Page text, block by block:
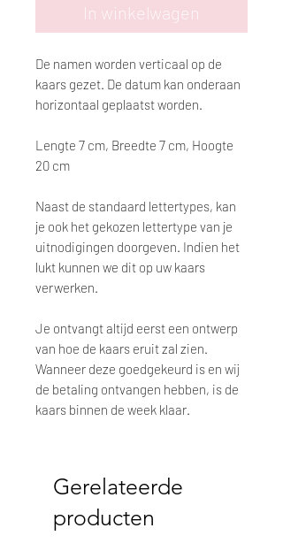
In winkelwagen
De namen worden verticaal op de
kaars gezet. De datum kan onderaan
horizontaal geplaatst worden.
Lengte 7 cm, Breedte 7 cm, Hoogte
20 cm
Naast de standaard lettertypes, kan
je ook het gekozen lettertype van je
uitnodigingen doorgeven. Indien het
lukt kunnen we dit op uw kaars
verwerken.
Je ontvangt altijd eerst een ontwerp
van hoe de kaars eruit zal zien.
Wanneer deze goedgekeurd is en wij
de betaling ontvangen hebben, is de
kaars binnen de week klaar.
Gerelateerde
producten